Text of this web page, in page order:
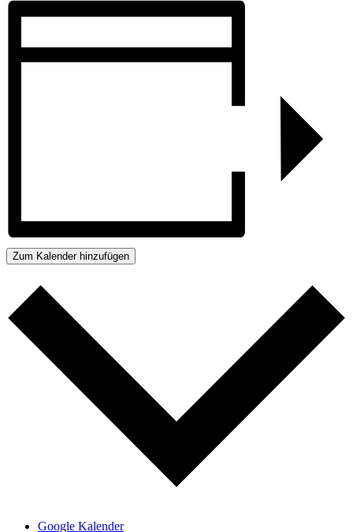
Zum Kalender hinzufügen
Google Kalender